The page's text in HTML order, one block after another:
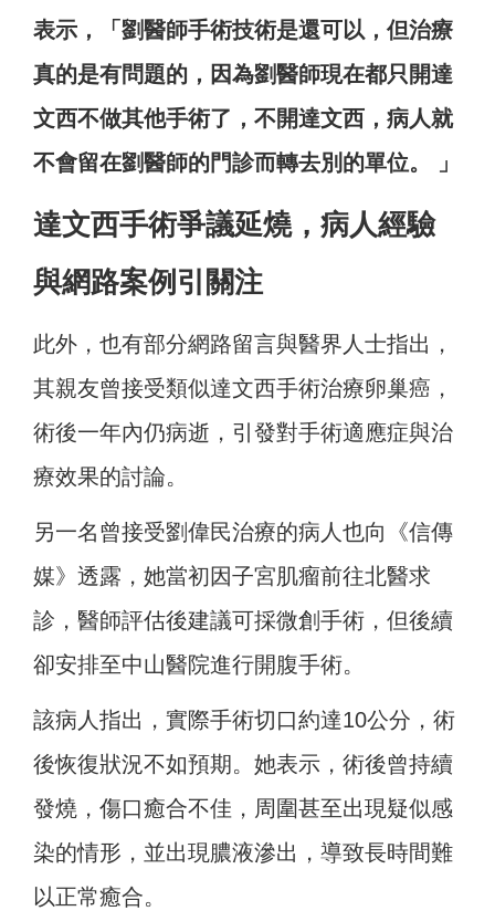
表示，「劉醫師手術技術是還可以，但治療
真的是有問題的，因為劉醫師現在都只開達
文西不做其他手術了，不開達文西，病人就
不會留在劉醫師的門診而轉去別的單位。 」
達文西手術爭議延燒，病人經驗
與網路案例引關注
此外，也有部分網路留言與醫界人士指出，
其親友曾接受類似達文西手術治療卵巢癌，
術後一年內仍病逝，引發對手術適應症與治
療效果的討論。
另一名曾接受劉偉民治療的病人也向《信傳
媒》透露，她當初因子宮肌瘤前往北醫求
診，醫師評估後建議可採微創手術，但後續
卻安排至中山醫院進行開腹手術。
該病人指出，實際手術切口約達10公分，術
後恢復狀況不如預期。她表示，術後曾持續
發燒，傷口癒合不佳，周圍甚至出現疑似感
染的情形，並出現膿液滲出，導致長時間難
以正常癒合。